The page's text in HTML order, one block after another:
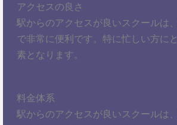
アクセスの良さ
駅からのアクセスが良いスクールは
で非常に便利です。特に忙しい方に
素となります。
料金体系
駅からのアクセスが良いスクールは